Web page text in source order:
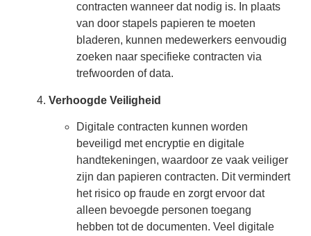
contracten wanneer dat nodig is. In plaats
van door stapels papieren te moeten
bladeren, kunnen medewerkers eenvoudig
zoeken naar specifieke contracten via
trefwoorden of data.
Verhoogde Veiligheid
Digitale contracten kunnen worden
beveiligd met encryptie en digitale
handtekeningen, waardoor ze vaak veiliger
zijn dan papieren contracten. Dit vermindert
het risico op fraude en zorgt ervoor dat
alleen bevoegde personen toegang
hebben tot de documenten. Veel digitale